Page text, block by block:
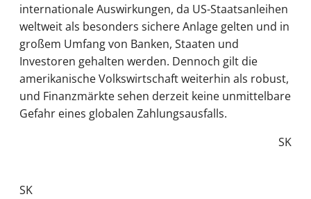
internationale Auswirkungen, da US-Staatsanleihen
weltweit als besonders sichere Anlage gelten und in
großem Umfang von Banken, Staaten und
Investoren gehalten werden. Dennoch gilt die
amerikanische Volkswirtschaft weiterhin als robust,
und Finanzmärkte sehen derzeit keine unmittelbare
Gefahr eines globalen Zahlungsausfalls.
SK
SK